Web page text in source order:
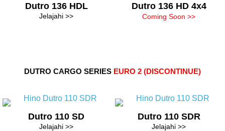
Dutro 136 HDL
Jelajahi >>
Dutro 136 HD 4x4
Coming Soon >>
DUTRO CARGO SERIES EURO 2 (DISCONTINUE)
Dutro 110 SD
Jelajahi >>
Dutro 110 SDR
Jelajahi >>